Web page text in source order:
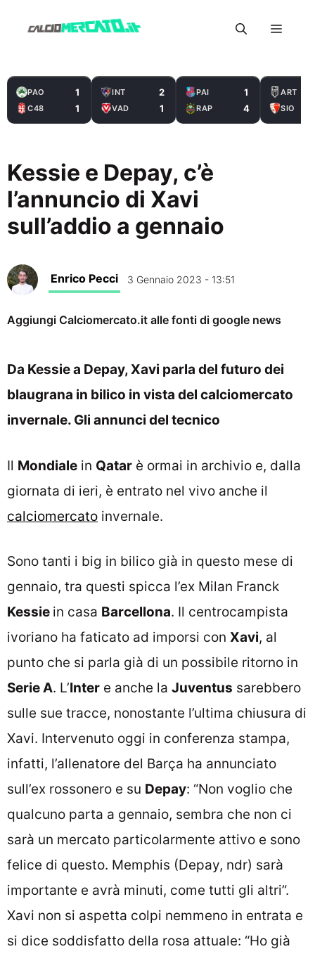
Menu
PAO 1
C48 1
INT 2
VAD 1
PAI 1
RAP 4
ART
SIO
Kessie e Depay, c’è
l’annuncio di Xavi
sull’addio a gennaio
Enrico Pecci 3 Gennaio 2023 - 13:51
Aggiungi Calciomercato.it alle fonti di google news
Da Kessie a Depay, Xavi parla del futuro dei
blaugrana in bilico in vista del calciomercato
invernale. Gli annunci del tecnico
Il Mondiale in Qatar è ormai in archivio e, dalla
giornata di ieri, è entrato nel vivo anche il
calciomercato invernale.
Sono tanti i big in bilico già in questo mese di
gennaio, tra questi spicca l’ex Milan Franck
Kessie in casa Barcellona. Il centrocampista
ivoriano ha faticato ad imporsi con Xavi, al
punto che si parla già di un possibile ritorno in
Serie A. L’Inter e anche la Juventus sarebbero
sulle sue tracce, nonostante l’ultima chiusura di
Xavi. Intervenuto oggi in conferenza stampa,
infatti, l’allenatore del Barça ha annunciato
sull’ex rossonero e su Depay: “Non voglio che
qualcuno parta a gennaio, sembra che non ci
sarà un mercato particolarmente attivo e sono
felice di questo. Memphis (Depay, ndr) sarà
importante e avrà minuti, come tutti gli altri”.
Xavi non si aspetta colpi nemmeno in entrata e
si dice soddisfatto della rosa attuale: “Ho già